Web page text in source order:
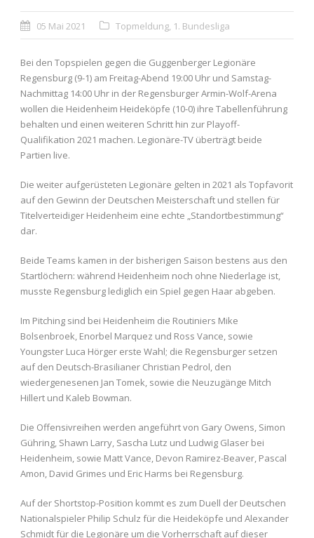
05 Mai 2021 Topmeldung, 1. Bundesliga
Bei den Topspielen gegen die Guggenberger Legionäre
Regensburg (9-1) am Freitag-Abend 19:00 Uhr und Samstag-
Nachmittag 14:00 Uhr in der Regensburger Armin-Wolf-Arena
wollen die Heidenheim Heideköpfe (10-0) ihre Tabellenführung
behalten und einen weiteren Schritt hin zur Playoff-
Qualifikation 2021 machen. Legionäre-TV überträgt beide
Partien live.
Die weiter aufgerüsteten Legionäre gelten in 2021 als Topfavorit
auf den Gewinn der Deutschen Meisterschaft und stellen für
Titelverteidiger Heidenheim eine echte „Standortbestimmung“
dar.
Beide Teams kamen in der bisherigen Saison bestens aus den
Startlöchern: während Heidenheim noch ohne Niederlage ist,
musste Regensburg lediglich ein Spiel gegen Haar abgeben.
Im Pitching sind bei Heidenheim die Routiniers Mike
Bolsenbroek, Enorbel Marquez und Ross Vance, sowie
Youngster Luca Hörger erste Wahl; die Regensburger setzen
auf den Deutsch-Brasilianer Christian Pedrol, den
wiedergenesenen Jan Tomek, sowie die Neuzugänge Mitch
Hillert und Kaleb Bowman.
Die Offensivreihen werden angeführt von Gary Owens, Simon
Gühring, Shawn Larry, Sascha Lutz und Ludwig Glaser bei
Heidenheim, sowie Matt Vance, Devon Ramirez-Beaver, Pascal
Amon, David Grimes und Eric Harms bei Regensburg.
Auf der Shortstop-Position kommt es zum Duell der Deutschen
Nationalspieler Philip Schulz für die Heideköpfe und Alexander
Schmidt für die Legionäre um die Vorherrschaft auf dieser